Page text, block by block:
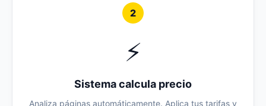
2
⚡
Sistema calcula precio
Analiza páginas automáticamente. Aplica tus tarifas y